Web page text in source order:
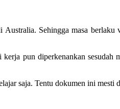
Sehingga masa
pun diperkenankan sesudah
saja. Tentu dokumen ini mesti